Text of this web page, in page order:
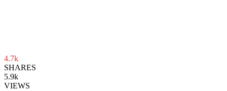
4.7k
SHARES
5.9k
VIEWS